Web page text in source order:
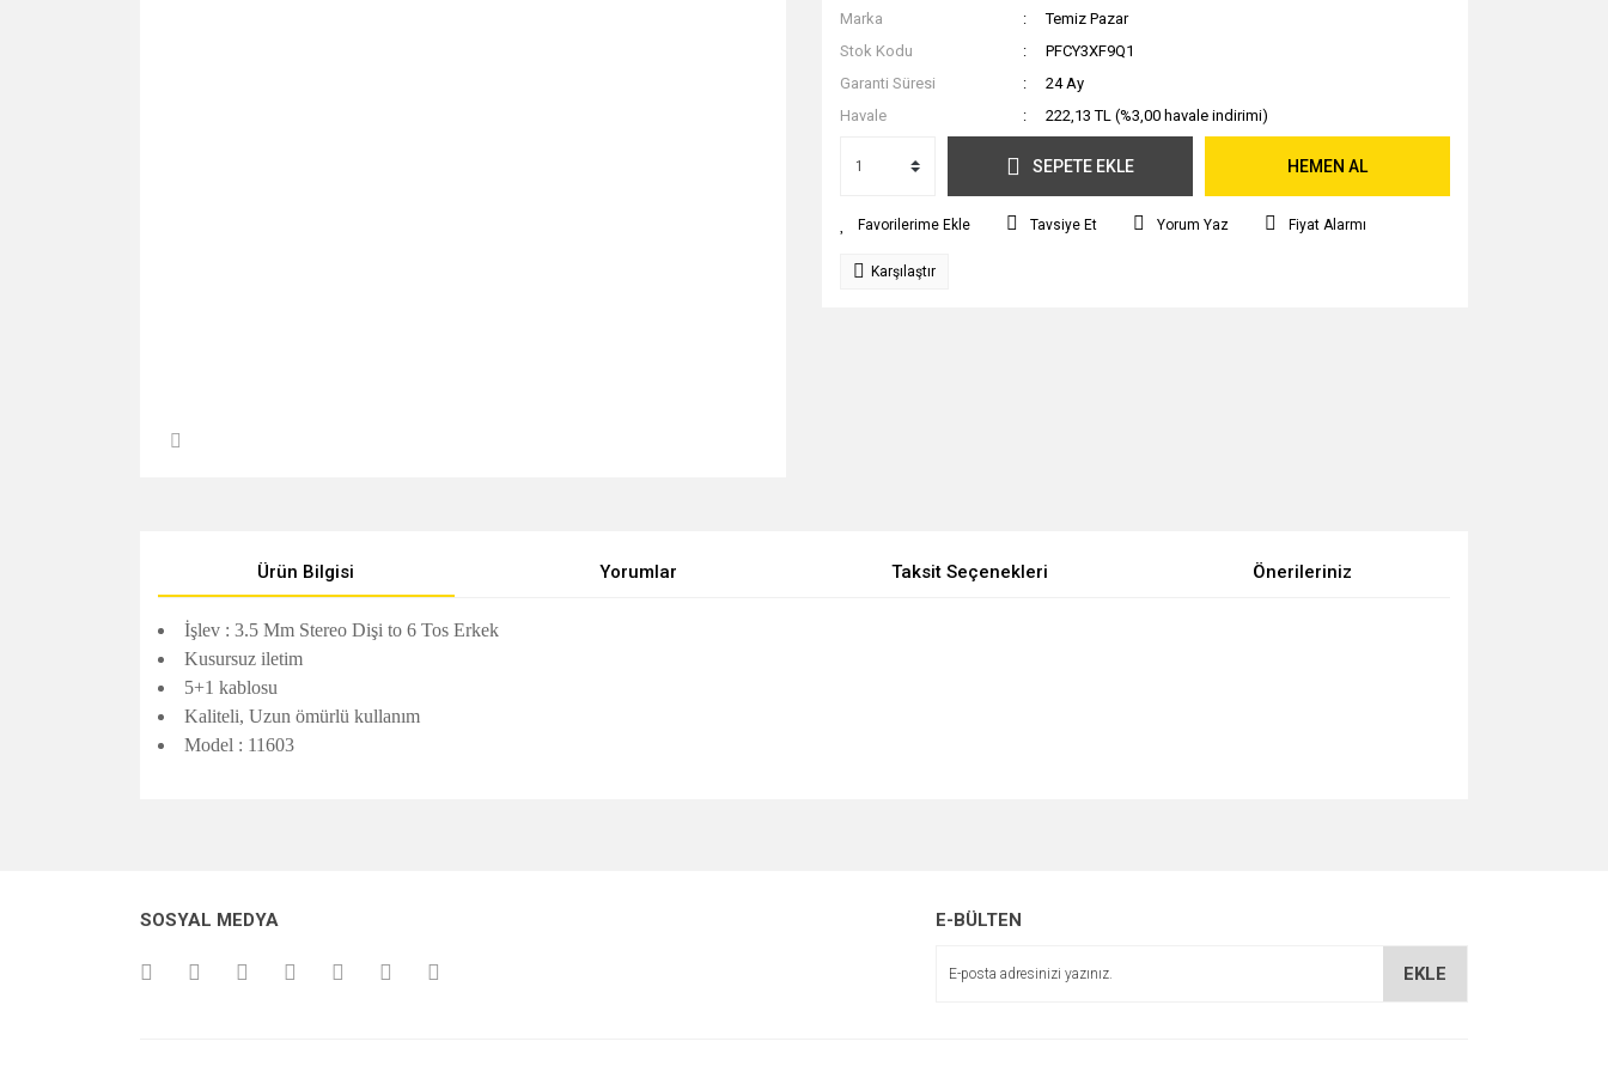
Marka
Temiz Pazar
Stok Kodu
PFCY3XF9Q1
Garanti Süresi
24 Ay
Havale
222,13 TL (%3,00 havale indirimi)
SEPETE EKLE HEMEN AL
Tavsiye Et Yorum Yaz Fiyat Alarmı
Karşılaştır
Ürün Bilgisi Yorumlar Taksit Seçenekleri Önerileriniz
İşlev : 3.5 Mm Stereo Dişi to 6 Tos Erkek
Kusursuz iletim
5+1 kablosu
Kaliteli, Uzun ömürlü kullanım
Model : 11603
Ürün açıklamasında eksik bilgiler bulunuyor.
SOSYAL MEDYA E-BÜLTEN
EKLE